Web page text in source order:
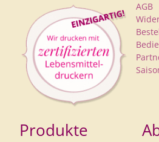
AGB
Produkte